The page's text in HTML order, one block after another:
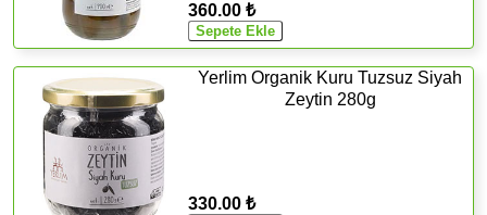
360.00 ₺
Yerlim Organik Kuru Tuzsuz Siyah
Zeytin 280g
330.00 ₺